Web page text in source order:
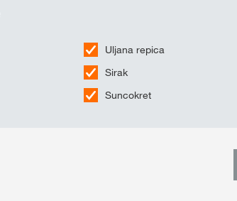
Uljana repica
Sirak
Suncokret